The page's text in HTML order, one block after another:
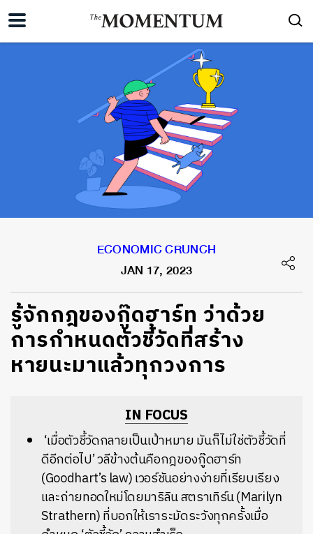
ECONOMIC CRUNCH
JAN 17, 2023
รู้จักกฎของกู๊ดฮาร์ท ว่าด้วย
การกำหนดตัวชี้วัดที่สร้าง
หายนะมาแล้วทุกวงการ
IN FOCUS
‘เมื่อตัวชี้วัดกลายเป็นเป้าหมาย มันก็ไม่ใช่ตัวชี้วัดที่
ดีอีกต่อไป’ วลีข้างต้นคือกฎของกู๊ดฮาร์ท
(Goodhart’s law) เวอร์ชันอย่างง่ายที่เรียบเรียง
และถ่ายทอดใหม่โดยมาริลิน สตราเทิร์น (Marilyn
Strathern) ที่บอกให้เราระมัดระวังทุกครั้งเมื่อ